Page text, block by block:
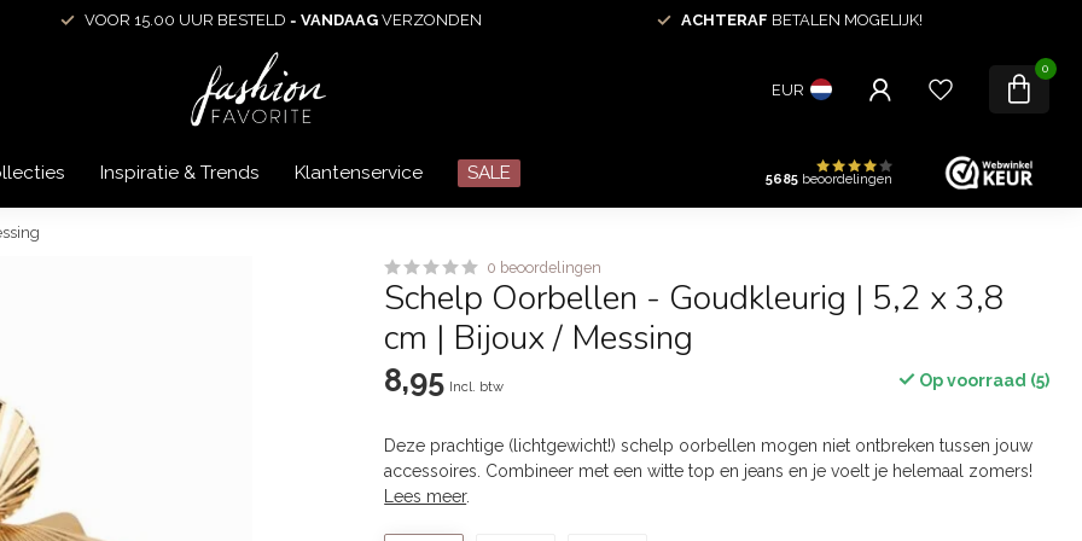
VOOR 15.00 UUR BESTELD = VANDAAG VERZONDEN ACHTERAF BETALEN MOGELIJK!
EUR
0
Inspiratie & Trends Klantenservice SALE 5685 beoordelingen
0 beoordelingen
Schelp Oorbellen - Goudkleurig | 5,2 x 3,8
cm | Bijoux / Messing
8,95 Incl. btw Op voorraad (5)
Deze prachtige (lichtgewicht!) schelp oorbellen mogen niet ontbreken tussen jouw
accessoires. Combineer met een witte top en jeans en je voelt je helemaal zomers!
Lees meer.